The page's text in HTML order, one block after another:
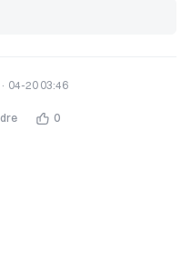
· 04-20 03:46
0